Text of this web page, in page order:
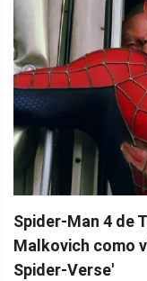
Spider-Man 4 de
Malkovich como
Spider-Verse'